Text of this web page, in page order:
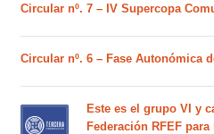
Circular nº. 7 – IV Supercopa
Circular nº. 6 – Fase Autonómica
Este es el grupo VI y
Federación RFEF